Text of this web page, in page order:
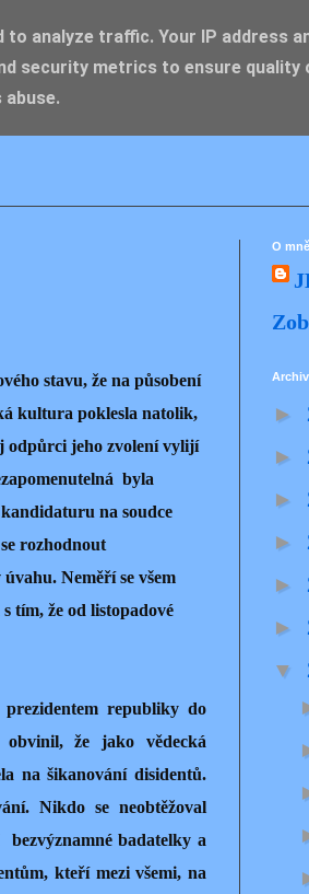
stavu, že na působení
kultura poklesla natolik,
odpůrci jeho zvolení vylijí
byla
na soudce
rozhodnout
Neměří se všem
tím, že od listopadové
prezidentem republiky do
že jako vědecká
na šikanování disidentů.
Nikdo se neobtěžoval
bezvýznamné badatelky a
kteří mezi všemi, na
O mně
►
►
►
►
►
►
▼
analyze traffic. Your IP address
security metrics to ensure quality